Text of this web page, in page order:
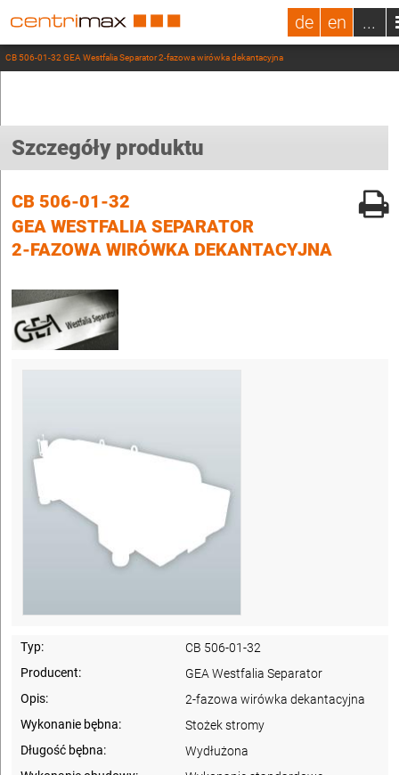
de en ...
CB 506-01-32 GEA Westfalia Separator 2-fazowa wirówka dekantacyjna
Szczegóły produktu
CB 506-01-32
GEA WESTFALIA SEPARATOR
2-FAZOWA WIRÓWKA DEKANTACYJNA
Typ:
CB 506-01-32
Producent:
GEA Westfalia Separator
Opis:
2-fazowa wirówka dekantacyjna
Wykonanie bębna:
Stożek stromy
Długość bębna:
Wydłużona